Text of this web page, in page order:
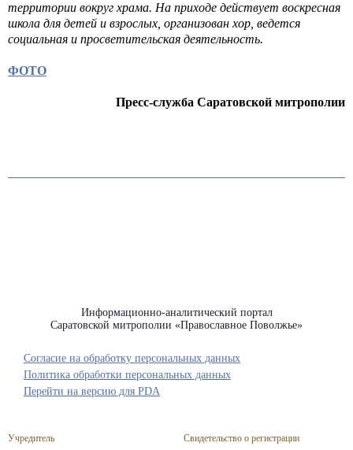
территории вокруг храма. На приходе действует воскресная
школа для детей и взрослых, организован хор, ведется
социальная и просветительская деятельность.
ФОТО
Пресс-служба Саратовской митрополии
Информационно-аналитический портал
Саратовской митрополии «Православное Поволжье»
Учредитель
Свидетельство о регистрации
Согласие на обработку персональных данных
Политика обработки персональных данных
Перейти на версию для PDA